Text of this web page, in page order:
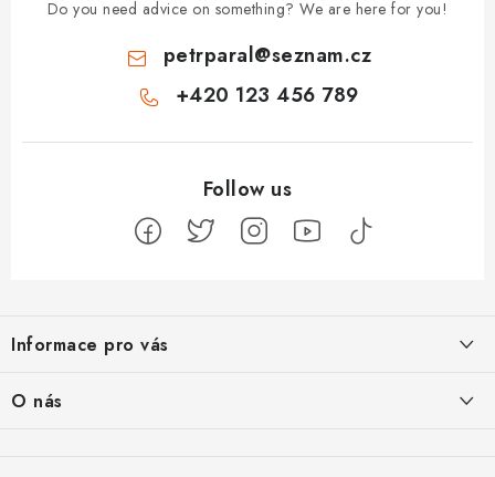
Do you need advice on something? We are here for you!
petrparal@seznam.cz
+420 123 456 789
o
e
Informace pro vás
Jak na Jupiter
O nás